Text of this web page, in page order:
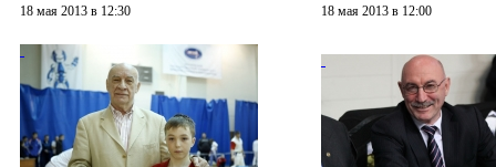
18 мая 2013 в 12:30 18 мая 2013 в 12:00